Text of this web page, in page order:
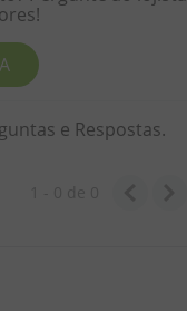
e Respostas.